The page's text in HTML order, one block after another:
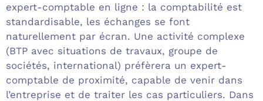
expert-comptable en ligne : la comptabilité est
standardisable, les échanges se font
naturellement par écran. Une activité complexe
(BTP avec situations de travaux, groupe de
sociétés, international) préfèrera un expert-
comptable de proximité, capable de venir dans
l’entreprise et de traiter les cas particuliers. Dans